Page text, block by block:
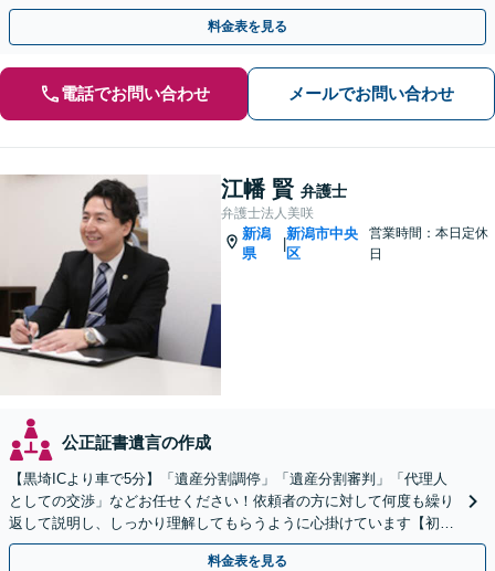
れ、心からの笑顔を取り戻せるよう尽力します。
料金表を見る
電話でお問い合わせ メールでお問い合わせ
江幡 賢 弁護士
弁護士法人美咲
新潟
県
|
新潟市中央
区
営業時間：本日定休
日
公正証書遺言の作成
【黒埼ICより車で5分】「遺産分割調停」「遺産分割審判」「代理人
としての交渉」などお任せください！依頼者の方に対して何度も繰り
返して説明し、しっかり理解してもらうように心掛けています【初回
相談は無料】
料金表を見る